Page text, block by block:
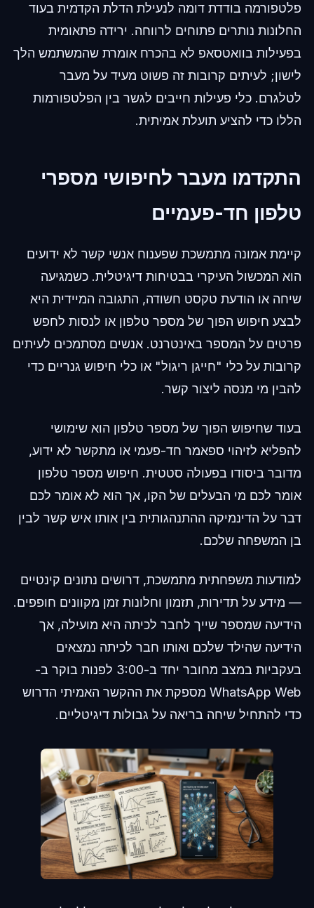
פלטפורמה בודדת דומה לנעילת הדלת הקדמית בעוד
החלונות נותרים פתוחים לרווחה. ירידה פתאומית
בפעילות בוואטסאפ לא בהכרח אומרת שהמשתמש הלך
לישון; לעיתים קרובות זה פשוט מעיד על מעבר
לטלגרם. כלי פעילות חייבים לגשר בין הפלטפורמות
הללו כדי להציע תועלת אמיתית.
התקדמו מעבר לחיפושי מספרי
טלפון חד-פעמיים
קיימת אמונה מתמשכת שפענוח אנשי קשר לא ידועים
הוא המכשול העיקרי בבטיחות דיגיטלית. כשמגיעה
שיחה או הודעת טקסט חשודה, התגובה המיידית היא
לבצע חיפוש הפוך של מספר טלפון או לנסות לחפש
פרטים על המספר באינטרנט. אנשים מסתמכים לעיתים
קרובות על כלי "חייגן ריגול" או כלי חיפוש גנריים כדי
להבין מי מנסה ליצור קשר.
בעוד שחיפוש הפוך של מספר טלפון הוא שימושי
להפליא לזיהוי ספאמר חד-פעמי או מתקשר לא ידוע,
מדובר ביסודו בפעולה סטטית. חיפוש מספר טלפון
אומר לכם מי הבעלים של הקו, אך הוא לא אומר לכם
דבר על הדינמיקה ההתנהגותית בין אותו איש קשר לבין
בן המשפחה שלכם.
למודעות משפחתית מתמשכת, דרושים נתונים קינטיים
— מידע על תדירות, תזמון וחלונות זמן מקוונים חופפים.
הידיעה שמספר שייך לחבר לכיתה היא מועילה, אך
הידיעה שהילד שלכם ואותו חבר לכיתה נמצאים
בעקביות במצב מחובר יחד ב-3:00 לפנות בוקר ב-
WhatsApp Web מספקת את ההקשר האמיתי הדרוש
כדי להתחיל שיחה בריאה על גבולות דיגיטליים.